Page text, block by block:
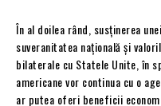
În al doilea rând, susținerea
suveranitatea națională și
bilaterale cu Statele Unite, în
americane vor continua cu o
ar putea oferi beneficii